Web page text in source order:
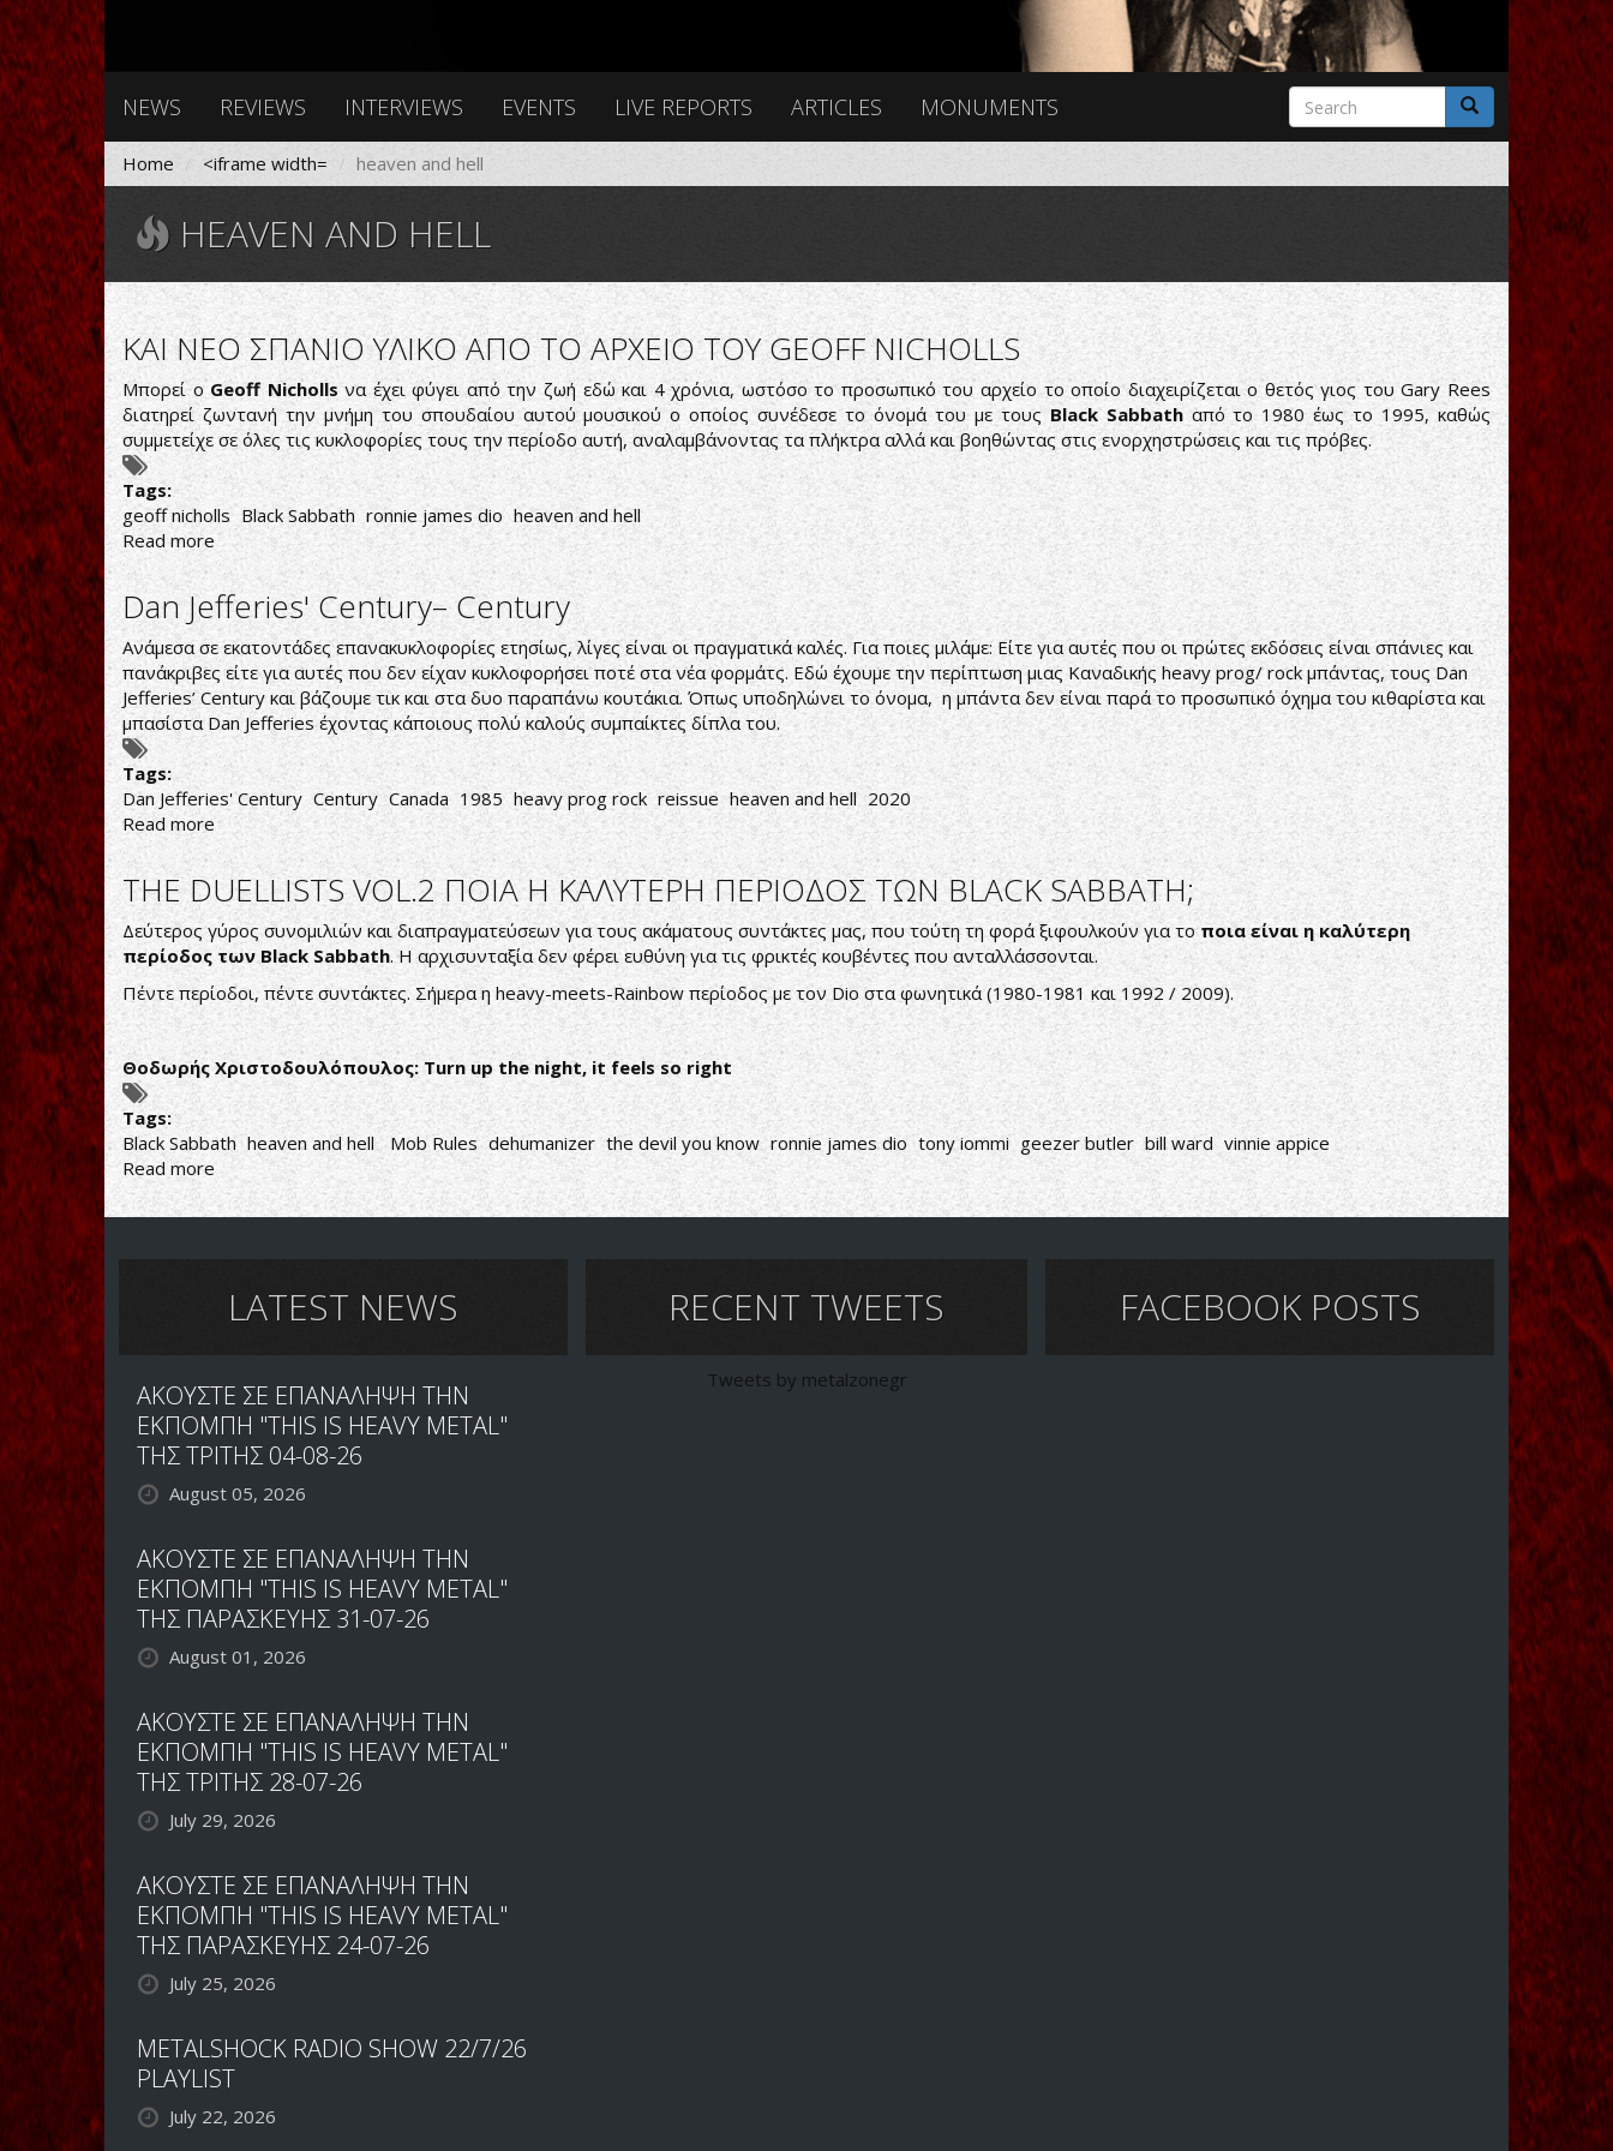
NEWS REVIEWS INTERVIEWS EVENTS LIVE REPORTS ARTICLES MONUMENTS
Search
form
Search
Home <iframe width= heaven and hell
HEAVEN AND HELL
ΚΑΙ ΝΕΟ ΣΠΑΝΙΟ ΥΛΙΚΟ ΑΠΟ ΤΟ ΑΡΧΕΙΟ ΤΟΥ GEOFF NICHOLLS
Μπορεί οGeoff Nichollsνα έχει φύγει από την ζωή εδώ και 4 χρόνια, ωστόσο το προσωπικό του αρχείο το οποίο διαχειρίζεται ο θετός γιος του Gary Rees
διατηρεί ζωντανή την μνήμη του σπουδαίου αυτού μουσικού ο οποίος συνέδεσε το όνομά του με τους Black Sabbathαπό το 1980 έως το 1995, καθώς
συμμετείχε σε όλες τις κυκλοφορίες τους την περίοδο αυτή, αναλαμβάνοντας τα πλήκτρα αλλά και βοηθώντας στις ενορχηστρώσεις και τις πρόβες.
Tags:
geoff nicholls Black Sabbath ronnie james dio heaven and hell
Read more about
ΚΑΙ
ΝΕΟ
ΣΠΑΝΙΟ
ΥΛΙΚΟ
ΑΠΟ
ΤΟ
ΑΡΧΕΙΟ
ΤΟΥ
GEOFF
NICHOLLS
Dan Jefferies' Century‎– Century
Ανάμεσα σε εκατοντάδες επανακυκλοφορίες ετησίως, λίγες είναι οι πραγματικά καλές. Για ποιες μιλάμε: Είτε για αυτές που οι πρώτες εκδόσεις είναι σπάνιες και
πανάκριβες είτε για αυτές που δεν είχαν κυκλοφορήσει ποτέ στα νέα φορμάτς. Εδώ έχουμε την περίπτωση μιας Καναδικής heavy prog/ rock μπάντας, τους Dan
Jefferies’ Century και βάζουμε τικ και στα δυο παραπάνω κουτάκια. Όπως υποδηλώνει το όνομα, η μπάντα δεν είναι παρά το προσωπικό όχημα του κιθαρίστα και
μπασίστα Dan Jefferies έχοντας κάποιους πολύ καλούς συμπαίκτες δίπλα του.
Tags:
Dan Jefferies' Century Century Canada 1985 heavy prog rock reissue heaven and hell 2020
Read moreabout
Dan
Jefferies'
Century‎–
Century
THE DUELLISTS VOL.2 ΠΟΙΑ Η ΚΑΛΥΤΕΡΗ ΠΕΡΙΟΔΟΣ ΤΩΝ BLACK SABBATH;
Δεύτερος γύρος συνομιλιών και διαπραγματεύσεων για τους ακάματους συντάκτες μας, που τούτη τη φορά ξιφουλκούν για τοποια είναι η καλύτερη
περίοδος τωνBlack Sabbath. Η αρχισυνταξία δεν φέρει ευθύνη για τις φρικτές κουβέντες που ανταλλάσσονται.
Πέντε περίοδοι, πέντε συντάκτες. Σήμερα η heavy-meets-Rainbow περίοδος με τον Dio στα φωνητικά (1980-1981 και 1992 / 2009).
ΘοδωρήςΧριστοδουλόπουλος: Turn up the night, it feels so right
Tags:
Black Sabbath heaven and hell Mob Rules dehumanizer the devil you know ronnie james dio tony iommi geezer butler bill ward vinnie appice
Read more about
THE
DUELLISTS
ΚΑΛΥΤΕΡΗ
BLACK
SABBATH;
LATEST NEWS
ΑΚΟΥΣΤΕ ΣΕ ΕΠΑΝΑΛΗΨΗ ΤΗΝ
ΕΚΠΟΜΠΗ "THIS IS HEAVY METAL"
ΤΗΣ ΤΡΙΤΗΣ 04-08-26
August 05, 2026
ΑΚΟΥΣΤΕ ΣΕ ΕΠΑΝΑΛΗΨΗ ΤΗΝ
ΕΚΠΟΜΠΗ "THIS IS HEAVY METAL"
ΤΗΣ ΠΑΡΑΣΚΕΥΗΣ 31-07-26
August 01, 2026
ΑΚΟΥΣΤΕ ΣΕ ΕΠΑΝΑΛΗΨΗ ΤΗΝ
ΕΚΠΟΜΠΗ "THIS IS HEAVY METAL"
ΤΗΣ ΤΡΙΤΗΣ 28-07-26
July 29, 2026
ΑΚΟΥΣΤΕ ΣΕ ΕΠΑΝΑΛΗΨΗ ΤΗΝ
ΕΚΠΟΜΠΗ "THIS IS HEAVY METAL"
ΤΗΣ ΠΑΡΑΣΚΕΥΗΣ 24-07-26
July 25, 2026
METALSHOCK RADIO SHOW 22/7/26
PLAYLIST
July 22, 2026
RECENT TWEETS
Tweets by metalzonegr
FACEBOOK POSTS